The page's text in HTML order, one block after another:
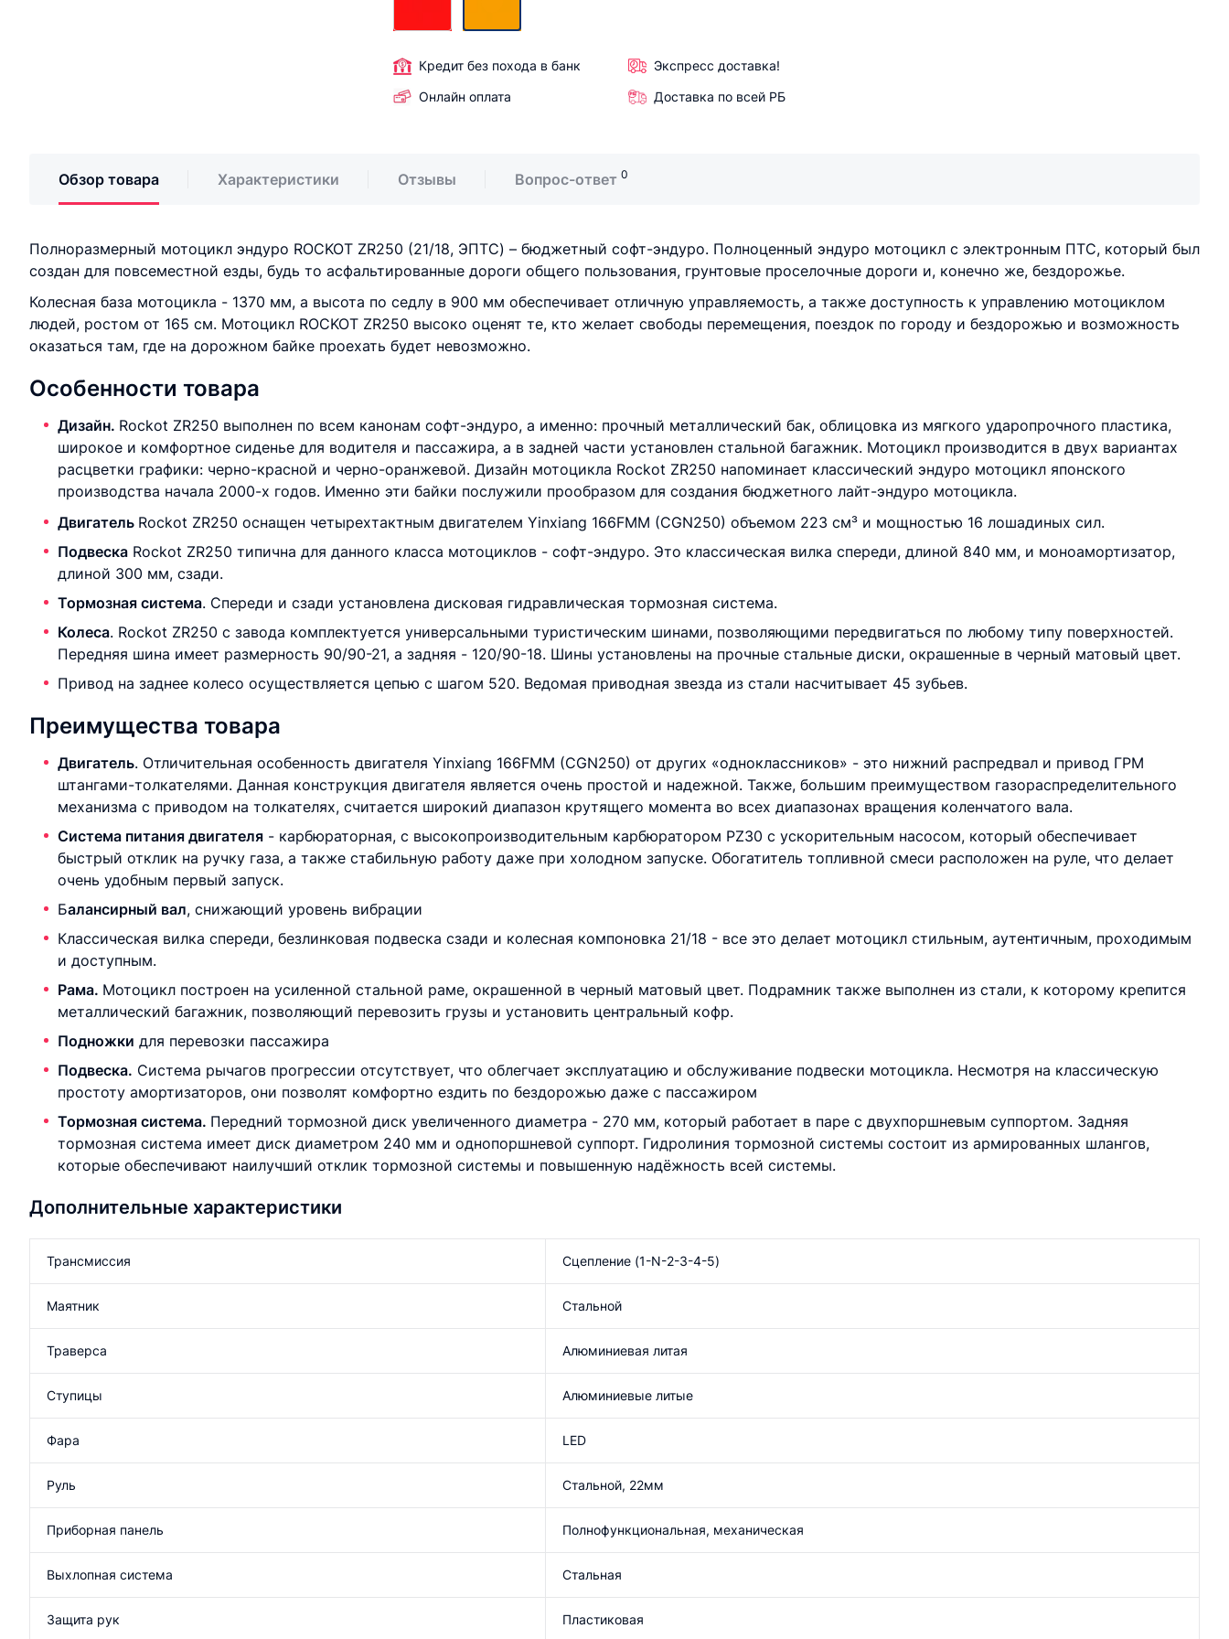
Кредит без похода в банк
Экспресс доставка!
Онлайн оплата
Доставка по всей РБ
Обзор товара Характеристики Отзывы Вопрос-ответ 0
Полноразмерный мотоцикл эндуро ROCKOT ZR250 (21/18, ЭПТС) – бюджетный софт-эндуро. Полноценный эндуро мотоцикл с электронным ПТС, который был
создан для повсеместной езды, будь то асфальтированные дороги общего пользования, грунтовые проселочные дороги и, конечно же, бездорожье.
Колесная база мотоцикла - 1370 мм, а высота по седлу в 900 мм обеспечивает отличную управляемость, а также доступность к управлению мотоциклом
людей, ростом от 165 см. Мотоцикл ROCKOT ZR250 высоко оценят те, кто желает свободы перемещения, поездок по городу и бездорожью и возможность
оказаться там, где на дорожном байке проехать будет невозможно.
Особенности товара
Дизайн. Rockot ZR250 выполнен по всем канонам софт-эндуро, а именно: прочный металлический бак, облицовка из мягкого ударопрочного пластика,
широкое и комфортное сиденье для водителя и пассажира, а в задней части установлен стальной багажник. Мотоцикл производится в двух вариантах
расцветки графики: черно-красной и черно-оранжевой. Дизайн мотоцикла Rockot ZR250 напоминает классический эндуро мотоцикл японского
производства начала 2000-х годов. Именно эти байки послужили прообразом для создания бюджетного лайт-эндуро мотоцикла.
Двигатель Rockot ZR250 оснащен четырехтактным двигателем Yinxiang 166FMM (CGN250) объемом 223 см³ и мощностью 16 лошадиных сил.
Подвеска Rockot ZR250 типична для данного класса мотоциклов - софт-эндуро. Это классическая вилка спереди, длиной 840 мм, и моноамортизатор,
длиной 300 мм, сзади.
Тормозная система. Спереди и сзади установлена дисковая гидравлическая тормозная система.
Колеса. Rockot ZR250 с завода комплектуется универсальными туристическим шинами, позволяющими передвигаться по любому типу поверхностей.
Передняя шина имеет размерность 90/90-21, а задняя - 120/90-18. Шины установлены на прочные стальные диски, окрашенные в черный матовый цвет.
Привод на заднее колесо осуществляется цепью с шагом 520. Ведомая приводная звезда из стали насчитывает 45 зубьев.
Преимущества товара
Двигатель. Отличительная особенность двигателя Yinxiang 166FMM (CGN250) от других «одноклассников» - это нижний распредвал и привод ГРМ
штангами-толкателями. Данная конструкция двигателя является очень простой и надежной. Также, большим преимуществом газораспределительного
механизма с приводом на толкателях, считается широкий диапазон крутящего момента во всех диапазонах вращения коленчатого вала.
Система питания двигателя - карбюраторная, с высокопроизводительным карбюратором PZ30 с ускорительным насосом, который обеспечивает
быстрый отклик на ручку газа, а также стабильную работу даже при холодном запуске. Обогатитель топливной смеси расположен на руле, что делает
очень удобным первый запуск.
Балансирный вал, снижающий уровень вибрации
Классическая вилка спереди, безлинковая подвеска сзади и колесная компоновка 21/18 - все это делает мотоцикл стильным, аутентичным, проходимым
и доступным.
Рама. Мотоцикл построен на усиленной стальной раме, окрашенной в черный матовый цвет. Подрамник также выполнен из стали, к которому крепится
металлический багажник, позволяющий перевозить грузы и установить центральный кофр.
Подножки для перевозки пассажира
Подвеска. Система рычагов прогрессии отсутствует, что облегчает эксплуатацию и обслуживание подвески мотоцикла. Несмотря на классическую
простоту амортизаторов, они позволят комфортно ездить по бездорожью даже с пассажиром
Тормозная система. Передний тормозной диск увеличенного диаметра - 270 мм, который работает в паре с двухпоршневым суппортом. Задняя
тормозная система имеет диск диаметром 240 мм и однопоршневой суппорт. Гидролиния тормозной системы состоит из армированных шлангов,
которые обеспечивают наилучший отклик тормозной системы и повышенную надёжность всей системы.
Дополнительные характеристики
Трансмиссия Сцепление (1-N-2-3-4-5)
Маятник Стальной
Траверса Алюминиевая литая
Ступицы Алюминиевые литые
Фара LED
Руль Стальной, 22мм
Приборная панель Полнофункциональная, механическая
Выхлопная система Стальная
Защита рук Пластиковая